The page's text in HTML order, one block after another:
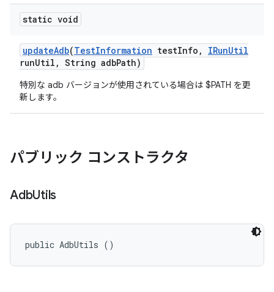
static void
updateAdb(TestInformation testInfo , IRunUtil
runUtil , String adbPath)
特別な adb バージョンが使用されている場合は $PATH を更
新します。
パブリック コンストラクタ
AdbUtils
public AdbUtils ()